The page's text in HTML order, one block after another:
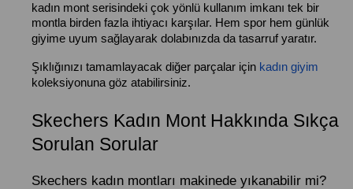
kadın mont serisindeki çok yönlü kullanım imkanı tek bir
montla birden fazla ihtiyacı karşılar. Hem spor hem günlük
giyime uyum sağlayarak dolabınızda da tasarruf yaratır.
Şıklığınızı tamamlayacak diğer parçalar için kadın giyim
koleksiyonuna göz atabilirsiniz.
Skechers Kadın Mont Hakkında Sıkça
Sorulan Sorular
Skechers kadın montları makinede yıkanabilir mi?